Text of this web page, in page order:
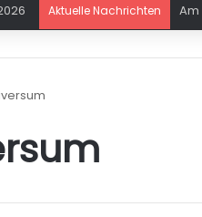
Aktuelle Nachrichten